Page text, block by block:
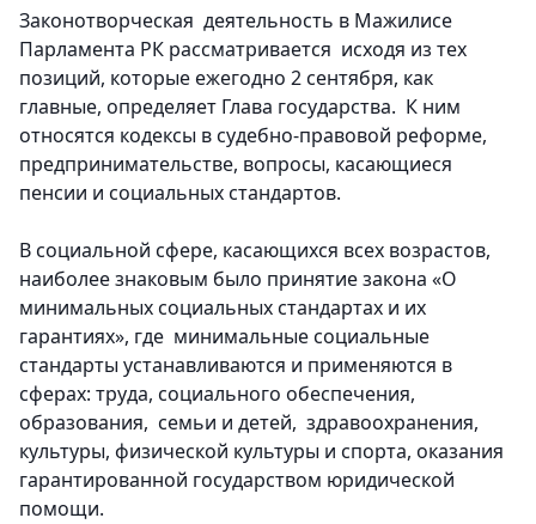
Законотворческая деятельность в Мажилисе
Парламента РК рассматривается исходя из тех
позиций, которые ежегодно 2 сентября, как
главные, определяет Глава государства. К ним
относятся кодексы в судебно-правовой реформе,
предпринимательстве, вопросы, касающиеся
пенсии и социальных стандартов.
В социальной сфере, касающихся всех возрастов,
наиболее знаковым было принятие закона «О
минимальных социальных стандартах и их
гарантиях», где минимальные социальные
стандарты устанавливаются и применяются в
сферах: труда, социального обеспечения,
образования, семьи и детей, здравоохранения,
культуры, физической культуры и спорта, оказания
гарантированной государством юридической
помощи.